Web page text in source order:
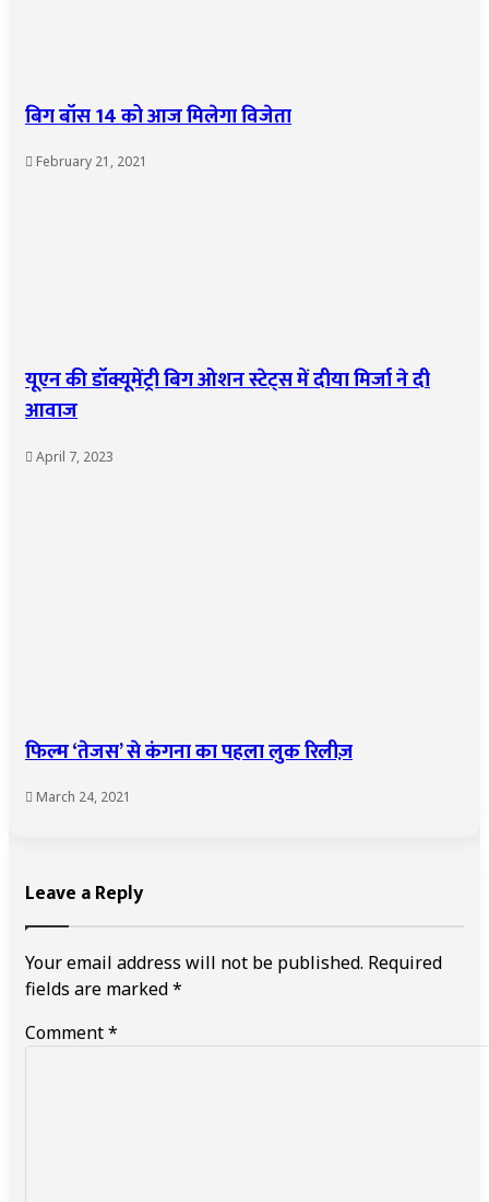
बिग बॉस 14 को आज मिलेगा विजेता
February 21, 2021
यूएन की डॉक्यूमेंट्री बिग ओशन स्टेट्स में दीया मिर्जा ने दी
आवाज
April 7, 2023
फिल्म ‘तेजस’ से कंगना का पहला लुक रिलीज़
March 24, 2021
Leave a Reply
Your email address will not be published. Required
fields are marked*
Comment*